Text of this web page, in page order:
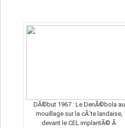
DÃ©but 1967 : Le DenÃ©bola au
mouillage sur la cÃ´te landaise,
devant le CEL implantÃ© Ã